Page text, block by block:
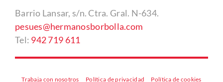
Barrio Lansar, s/n. Ctra. Gral. N-634.
pesues@hermanosborbolla.com
Tel: 942 719 611
Trabaja con nosotros Política de privacidad Política de cookies